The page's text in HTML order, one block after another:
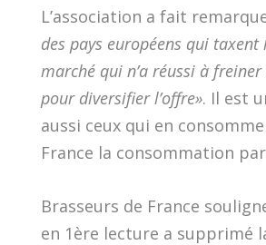
L’association a fait
des pays européens qui
marché qui n’a réussi à
pour diversifier l’offre». Il est
aussi ceux qui en
France la consommation
Brasseurs de France
en 1ère lecture a supprimé